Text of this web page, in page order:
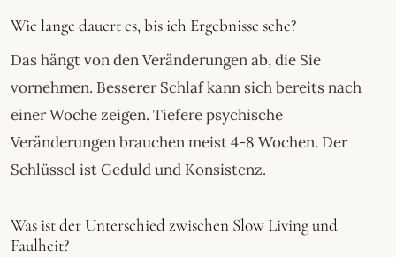
Wie lange dauert es, bis ich Ergebnisse sehe?
Das hängt von den Veränderungen ab, die Sie
vornehmen. Besserer Schlaf kann sich bereits nach
einer Woche zeigen. Tiefere psychische
Veränderungen brauchen meist 4-8 Wochen. Der
Schlüssel ist Geduld und Konsistenz.
Was ist der Unterschied zwischen Slow Living und
Faulheit?